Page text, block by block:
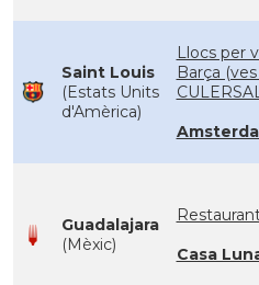
Saint Louis
(Estats Units
d'Amèrica)
Llocs per
Barça (ves
Guadalajara
(Mèxic)
Casa